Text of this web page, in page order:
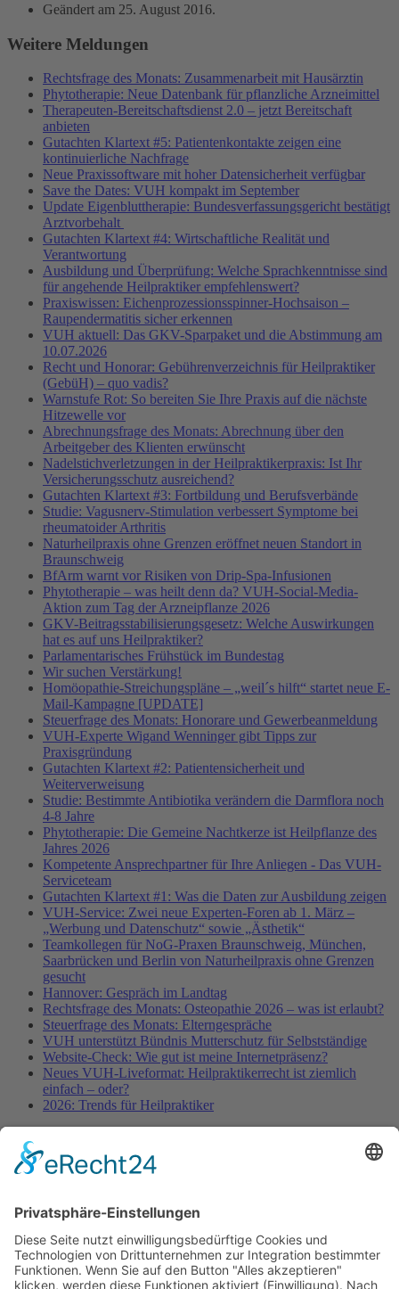
Geändert am 25. August 2016.
Weitere Meldungen
Rechtsfrage des Monats: Zusammenarbeit mit Hausärztin
Phytotherapie: Neue Datenbank für pflanzliche Arzneimittel
Therapeuten-Bereitschaftsdienst 2.0 – jetzt Bereitschaft
anbieten
Gutachten Klartext #5: Patientenkontakte zeigen eine
kontinuierliche Nachfrage
Neue Praxissoftware mit hoher Datensicherheit verfügbar
Save the Dates: VUH kompakt im September
Update Eigenbluttherapie: Bundesverfassungsgericht bestätigt
Arztvorbehalt
Gutachten Klartext #4: Wirtschaftliche Realität und
Verantwortung
Ausbildung und Überprüfung: Welche Sprachkenntnisse sind
für angehende Heilpraktiker empfehlenswert?
Praxiswissen: Eichenprozessionsspinner-Hochsaison –
Raupendermatitis sicher erkennen
VUH aktuell: Das GKV-Sparpaket und die Abstimmung am
10.07.2026
Recht und Honorar: Gebührenverzeichnis für Heilpraktiker
(GebüH) – quo vadis?
Warnstufe Rot: So bereiten Sie Ihre Praxis auf die nächste
Hitzewelle vor
Abrechnungsfrage des Monats: Abrechnung über den
Arbeitgeber des Klienten erwünscht
Nadelstichverletzungen in der Heilpraktikerpraxis: Ist Ihr
Versicherungsschutz ausreichend?
Gutachten Klartext #3: Fortbildung und Berufsverbände
Studie: Vagusnerv-Stimulation verbessert Symptome bei
rheumatoider Arthritis
Naturheilpraxis ohne Grenzen eröffnet neuen Standort in
Braunschweig
BfArm warnt vor Risiken von Drip-Spa-Infusionen
Phytotherapie – was heilt denn da? VUH-Social-Media-
Aktion zum Tag der Arzneipflanze 2026
GKV-Beitragsstabilisierungsgesetz: Welche Auswirkungen
hat es auf uns Heilpraktiker?
Parlamentarisches Frühstück im Bundestag
Wir suchen Verstärkung!
Homöopathie-Streichungspläne – „weil´s hilft“ startet neue E-
Mail-Kampagne [UPDATE]
Steuerfrage des Monats: Honorare und Gewerbeanmeldung
VUH-Experte Wigand Wenninger gibt Tipps zur
Praxisgründung
Gutachten Klartext #2: Patientensicherheit und
Weiterverweisung
Studie: Bestimmte Antibiotika verändern die Darmflora noch
4-8 Jahre
Phytotherapie: Die Gemeine Nachtkerze ist Heilpflanze des
Jahres 2026
Kompetente Ansprechpartner für Ihre Anliegen - Das VUH-
Serviceteam
Gutachten Klartext #1: Was die Daten zur Ausbildung zeigen
VUH-Service: Zwei neue Experten-Foren ab 1. März –
„Werbung und Datenschutz“ sowie „Ästhetik“
Teamkollegen für NoG-Praxen Braunschweig, München,
Saarbrücken und Berlin von Naturheilpraxis ohne Grenzen
gesucht
Hannover: Gespräch im Landtag
Rechtsfrage des Monats: Osteopathie 2026 – was ist erlaubt?
Steuerfrage des Monats: Elterngespräche
VUH unterstützt Bündnis Mutterschutz für Selbstständige
Website-Check: Wie gut ist meine Internetpräsenz?
Neues VUH-Liveformat: Heilpraktikerrecht ist ziemlich
einfach – oder?
2026: Trends für Heilpraktiker
Fachinformationen
Erstattungsfähige rezeptfreie Medikamente
Studie: Reduziert das Darmbakterium Bacteroides vulgatus
Heißhunger auf Süßes?
Verband Unabhängiger Heilpraktiker e.V.